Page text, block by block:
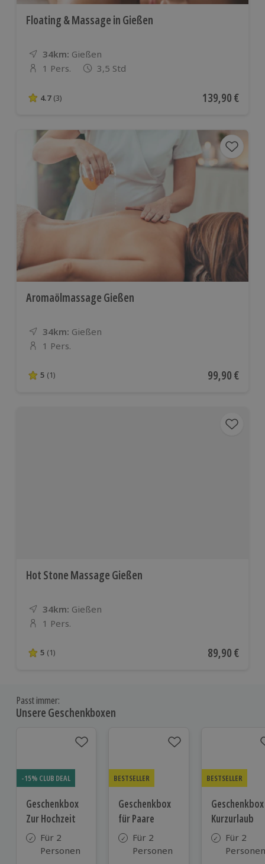
Floating & Massage in Gießen
34km: Entfernung
Standort
Gießen
Anzahl der Teilnehmer
1 Pers. 3,5 Std
4.7 von 5 Sternen basierend auf 3 Bewertungen
4.7 (3) Aktueller Preis
139,90 €
Aromaölmassage Gießen
34km: Entfernung
Standort
Gießen
Anzahl der Teilnehmer
1 Pers.
5 von 5 Sternen basierend auf 1 Bewertungen
5 (1) Aktueller
99,90 €
Hot Stone Massage Gießen
34km: Entfernung
Standort
Gießen
Anzahl der Teilnehmer
1 Pers.
5 von 5 Sternen basierend auf 1 Bewertungen
5 (1) Aktueller
89,90 €
Passt immer:
Unsere Geschenkboxen
-15% CLUB DEAL
Geschenkbox
Zur Hochzeit
Für 2
Personen
BESTSELLER
Geschenkbox
für Paare
Für 2
Personen
BESTSELLER
Geschenkbox
Kurzurlaub
Für 2
Personen